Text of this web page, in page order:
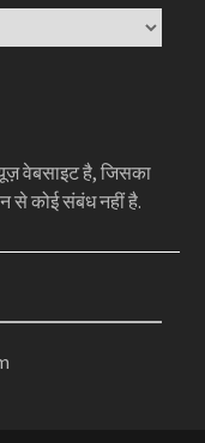
वेबसाइट है, जिसका
से कोई संबंध नहीं है.